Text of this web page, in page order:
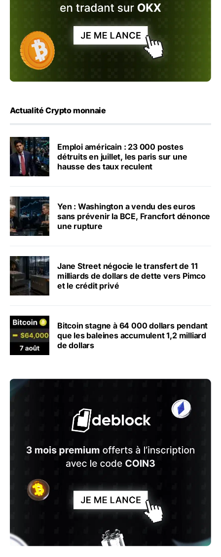
Actualité Crypto monnaie
Emploi américain : 23 000 postes
détruits en juillet, les paris sur une
hausse des taux reculent
Yen : Washington a vendu des euros
sans prévenir la BCE, Francfort dénonce
une rupture
Jane Street négocie le transfert de 11
milliards de dollars de dette vers Pimco
et le crédit privé
Bitcoin stagne à 64 000 dollars pendant
que les baleines accumulent 1,2 milliard
de dollars